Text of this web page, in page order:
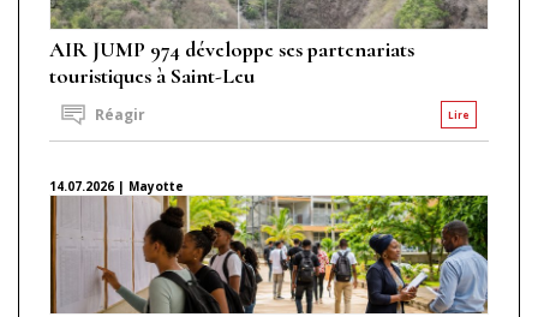
AIR JUMP 974 développe ses partenariats
touristiques à Saint-Leu
Lire
Réagir
14.07.2026 | Mayotte